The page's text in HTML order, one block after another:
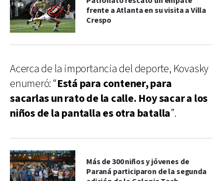
frente a Atlanta en su visita a Villa
Crespo
Acerca de la importancia del deporte, Kovasky
enumeró: “Está para contener, para
sacarlas un rato de la calle. Hoy sacar a los
niños de la pantalla es otra batalla”.
Más de 300 niños y jóvenes de
Paraná participaron de la segunda